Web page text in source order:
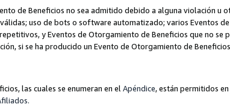
de Beneficios no sea admitido debido a alguna violación u
uso de bots o software automatizado; varios Eventos
y Eventos de Otorgamiento de Beneficios que no se
si se ha producido un Evento de Otorgamiento de
las cuales se enumeran en el Apéndice, están permitidos